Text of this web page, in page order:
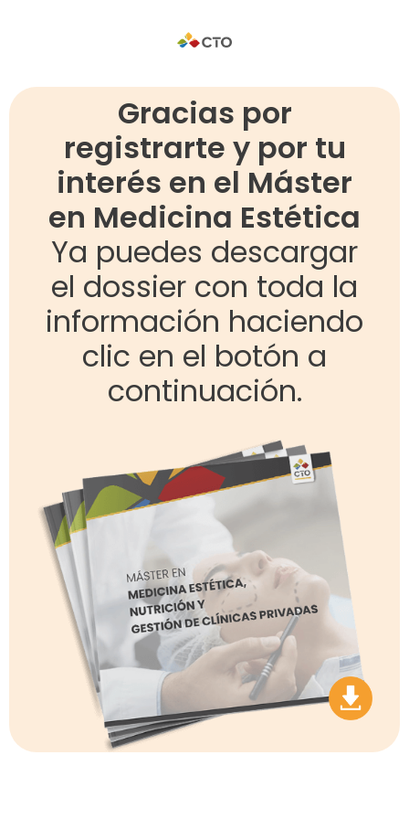
Gracias por
registrarte y por tu
interés en el Máster
en Medicina Estética
Ya puedes descargar
el dossier con toda la
información haciendo
clic en el botón a
continuación.